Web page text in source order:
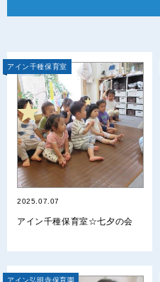
アイン千種保育室
2025.07.07
アイン千種保育室☆七夕の会
アイン弘明寺保育園